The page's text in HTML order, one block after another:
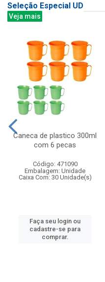
Seleção Especial UD
Veja mais
Caneca de plastico 300ml
com 6 pecas
Código: 471090
Embalagem: Unidade
Caixa Com: 30 Unidade(s)
Faça seu login ou
cadastre-se para
comprar.